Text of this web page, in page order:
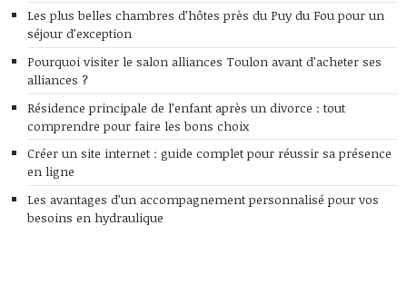
Les plus belles chambres d’hôtes près du Puy du Fou pour un
séjour d’exception
Pourquoi visiter le salon alliances Toulon avant d’acheter ses
alliances ?
Résidence principale de l’enfant après un divorce : tout
comprendre pour faire les bons choix
Créer un site internet : guide complet pour réussir sa présence
en ligne
Les avantages d’un accompagnement personnalisé pour vos
besoins en hydraulique